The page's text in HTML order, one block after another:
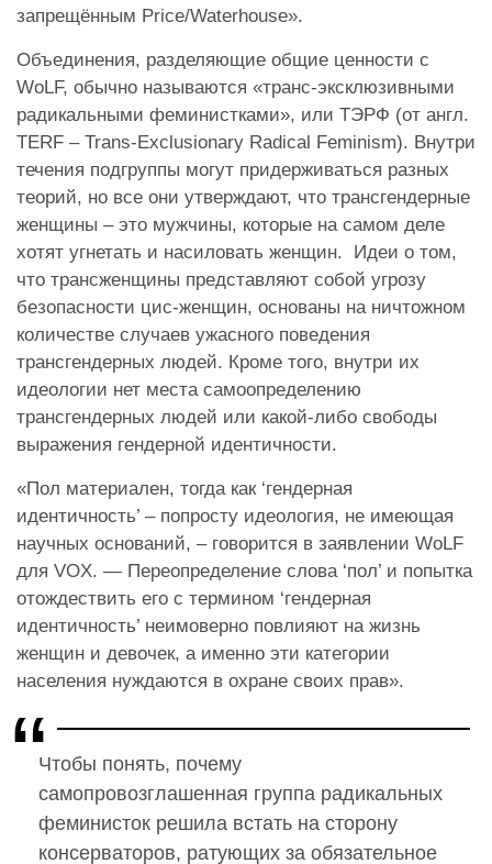
запрещённым Price/Waterhouse».
Объединения, разделяющие общие ценности с
WoLF, обычно называются «транс-эксклюзивными
радикальными феминистками», или ТЭPФ (от англ.
TERF – Trans-Exclusionary Radical Feminism). Внутри
течения подгруппы могут придерживаться разных
теорий, но все они утверждают, что трансгендерные
женщины – это мужчины, которые на самом деле
хотят угнетать и насиловать женщин. Идеи о том,
что трансженщины представляют собой угрозу
безопасности цис-женщин, основаны на ничтожном
количестве случаев ужасного поведения
трансгендерных людей. Кроме того, внутри их
идеологии нет места самоопределению
трансгендерных людей или какой-либо свободы
выражения гендерной идентичности.
«Пол материален, тогда как ‘гендерная
идентичность’ – попросту идеология, не имеющая
научных оснований, – говорится в заявлении WoLF
для VOX. — Переопределение слова ‘пол’ и попытка
отождествить его с термином ‘гендерная
идентичность’ неимоверно повлияют на жизнь
женщин и девочек, а именно эти категории
населения нуждаются в охране своих прав».
Чтобы понять, почему
самопровозглашенная группа радикальных
феминисток решила встать на сторону
консерваторов, ратующих за обязательное